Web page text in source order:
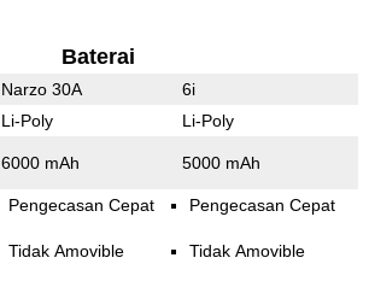
Baterai
Narzo 30A 6i
Li-Poly Li-Poly
6000 mAh 5000 mAh
Pengecasan Cepat
Tidak Amovible
Pengecasan Cepat
Tidak Amovible